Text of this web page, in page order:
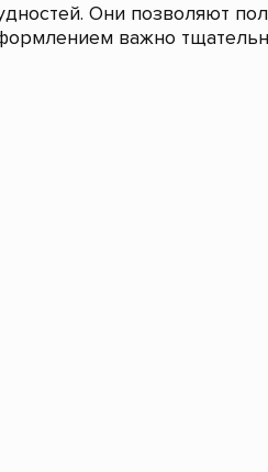
Они позволяют
важно